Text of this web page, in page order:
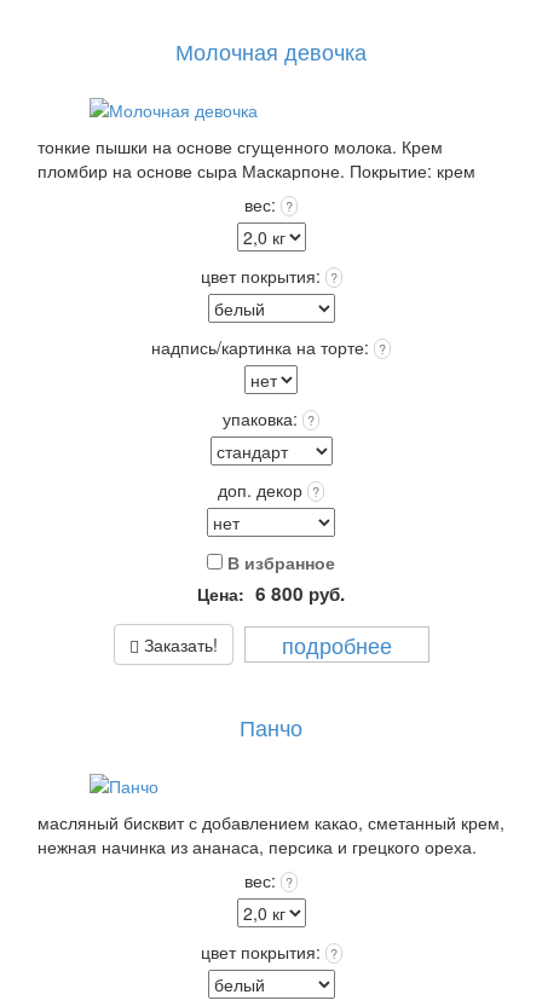
Молочная девочка
тонкие пышки на основе сгущенного молока. Крем
пломбир на основе сыра Маскарпоне. Покрытие: крем
чиз или крем пломбир выбранного цвета +12 цветов
Покрытия входит в стоимость!
Выберите: сделать Надпись на торте, это придаст торту
оригинальность и порадует Получателя!
Упаковка: Стандарт (белая) входит в стоимость.
Срок хранения: 72 часа (3 суток) при t 4+(-)2
вес: ?
цвет покрытия: ?
надпись/картинка на торте: ?
упаковка: ?
доп. декор ?
В избранное
Цена: 6 800 руб.
Заказать! подробнее
Панчо
масляный бисквит с добавлением какао, сметанный крем,
нежная начинка из ананаса, персика и грецкого ореха.
Покрытие: крем чиз или крем пломбир выбранного цвета
+12 цветов Покрытия входит в стоимость!
Выберите: сделать Надпись на торте, это придаст торту
оригинальность и порадует Получателя!
Упаковка: Стандарт (белая) входит в стоимость.
Срок хранения: 72 часа (3 суток) при t 4+(-)2
вес: ?
цвет покрытия: ?